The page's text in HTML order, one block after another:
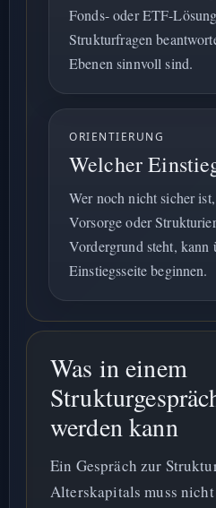
Fonds- oder ETF-
Strukturfragen
Ebenen sinnvoll sind.
ORIENTIERUNG
Welcher
Wer noch nicht sicher
Vorsorge oder
Vordergrund steht, kann
Einstiegsseite beginnen.
Was in einem
werden kann
Ein Gespräch zur
Alterskapitals muss